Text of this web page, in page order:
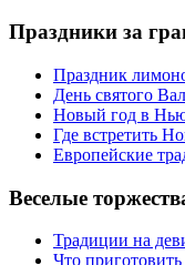
Праздники за
Праздник
День святого
Новый год в
Где встретить
Европейские
Веселые
Традиции на
Что